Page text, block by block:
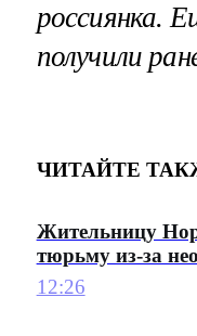
россиянка.
получили
ЧИТАЙТЕ
Жительницу
тюрьму из-за
12:26